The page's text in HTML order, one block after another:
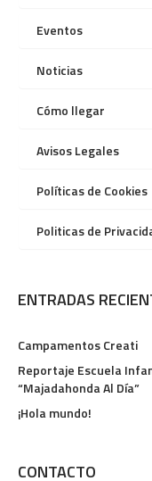
Eventos
Noticias
Cómo llegar
Avisos Legales
Políticas de Cookies
Politicas de
ENTRADAS
Campamentos Creati
Reportaje Escuela
“Majadahonda Al Día”
¡Hola mundo!
CONTACTO